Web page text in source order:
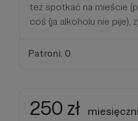
też spotkać na mieście
coś (ja alkoholu nie pije),
Patroni: 0
250 zł